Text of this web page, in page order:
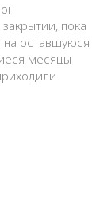
пока
на оставшуюся
месяцы